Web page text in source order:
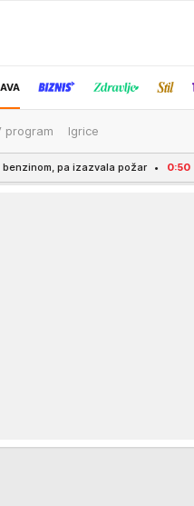
program Igrice
požar 0:50 INSPEKCIJA